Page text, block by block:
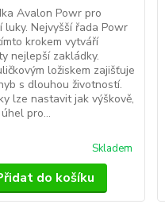
Avalon Powr pro
luky. Nejvyšší řada Powr
krokem vytváří
nejlepší zakládky.
ložiskem zajišťuje
s dlouhou životností.
lze nastavit jak výškově,
pro...
Skladem
do košíku